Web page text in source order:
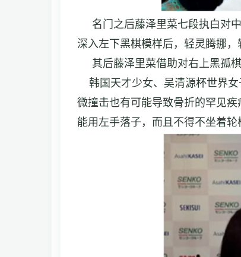
名门之后藤泽里菜七段执白对中
深入左下黑棋模样后，轻灵腾挪，
其后藤泽里菜借助对右上黑孤棋
韩国天才少女、吴清源杯世界女
微撞击也有可能导致骨折的罕见
能用左手落子，而且不得不坐着轮